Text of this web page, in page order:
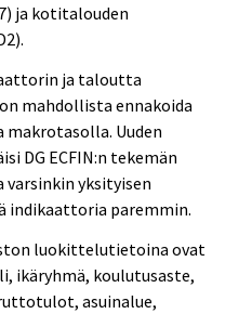
ja kotitalouden
ja taloutta
mahdollista ennakoida
Uuden
DG ECFIN:n tekemän
varsinkin yksityisen
indikaattoria paremmin.
luokittelutietoina ovat
ikäryhmä, koulutusaste,
asuinalue,